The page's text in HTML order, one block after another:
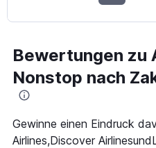
Bewertungen zu
Nonstop nach
Gewinne einen Eindruck
Airlines,Discover